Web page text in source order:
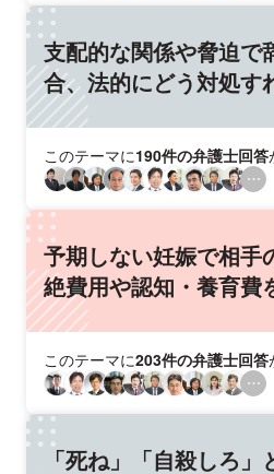
支配的な関係や脅迫で
合、法的にどう対処す
このテーマに190件の弁護士回答
予期しない妊娠で相手
絶費用や認知・養育費
このテーマに203件の弁護士回答
「死ね」「自殺しろ